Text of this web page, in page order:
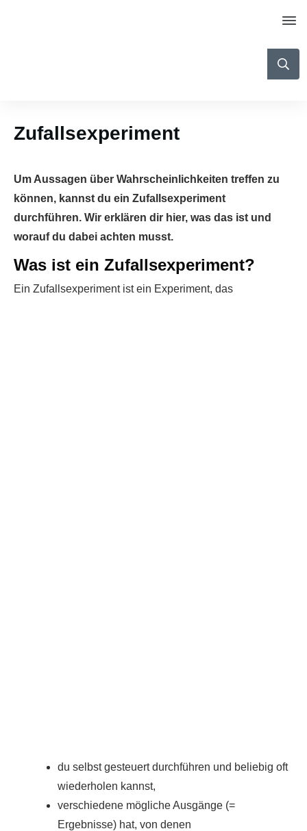
Zufallsexperiment
Um Aussagen über Wahrscheinlichkeiten treffen zu
können, kannst du ein Zufallsexperiment
durchführen. Wir erklären dir hier, was das ist und
worauf du dabei achten musst.
Was ist ein Zufallsexperiment?
Ein Zufallsexperiment ist ein Experiment, das
du selbst gesteuert durchführen und beliebig oft
wiederholen kannst,
verschiedene mögliche Ausgänge (=
Ergebnisse) hat, von denen